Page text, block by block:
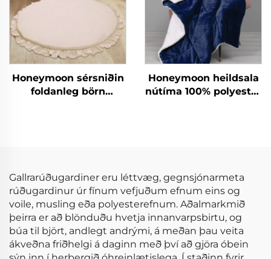
Honeymoon sérsniðin
foldanleg börn
Honeymoon heildsala
nútíma 100% polyester
Gallrarúðugardiner eru léttvæg, gegnsjónarmeta
rúðugardinur úr fínum vefjuðum efnum eins og
voile, musling eða polyesterefnum. Aðalmarkmið
þeirra er að blönduðu hvetja innanvarpsbirtu, og
búa til björt, andlegt andrými, á meðan þau veita
ákveðna friðhelgi á daginn með því að gjöra óbein